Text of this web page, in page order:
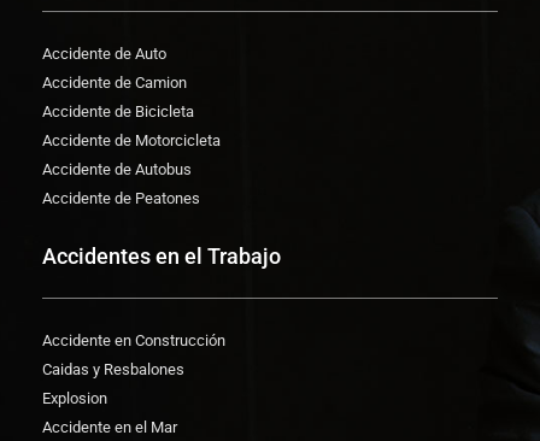
Accidente de Auto
Accidente de Camion
Accidente de Bicicleta
Accidente de Motorcicleta
Accidente de Autobus
Accidente de Peatones
Accidentes en el Trabajo
Accidente en Construcción
Caidas y Resbalones
Explosion
Accidente en el Mar